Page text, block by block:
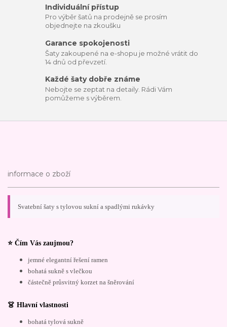
Individuální přístup
Pro výběr šatů na prodejně se prosím
objednejte na zkoušku
Garance spokojenosti
Šaty zakoupené na e-shopu je možné vrátit do
14 dnů od převzetí.
Každé šaty dobře známe
Nebojte se zeptat na detaily. Rádi Vám
pomůžeme s výběrem.
informace o zboží
Svatební šaty s tylovou sukní a spadlými rukávky
⭐ Čím Vás zaujmou?
jemné elegantní řešení ramen
bohatá sukně s vlečkou
částečně průsvitný korzet na šněrování
👗 Hlavní vlastnosti
bohatá tylová sukně